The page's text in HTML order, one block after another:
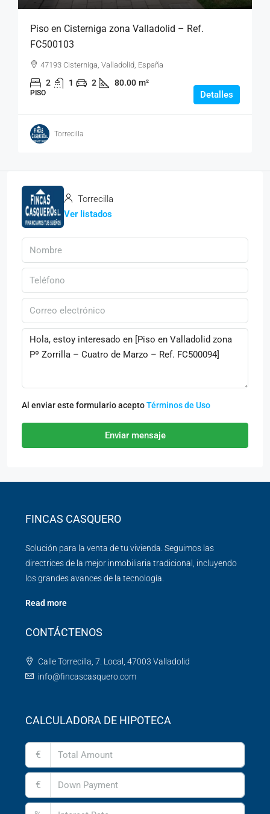
Piso en Cisterniga zona Valladolid – Ref.
FC500103
47193 Cisterniga, Valladolid, España
2 1 2 80.00 m²
PISO Detalles
Torrecilla
Torrecilla
Ver listados
Al enviar este formulario aceptoTérminos de Uso
Enviar mensaje
FINCAS CASQUERO
Solución para la venta de tu vivienda. Seguimos las
directrices de la mejor inmobiliaria tradicional, incluyendo
los grandes avances de la tecnología.
Read more
CONTÁCTENOS
Calle Torrecilla, 7. Local, 47003 Valladolid
info@fincascasquero.com
CALCULADORA DE HIPOTECA
€
€